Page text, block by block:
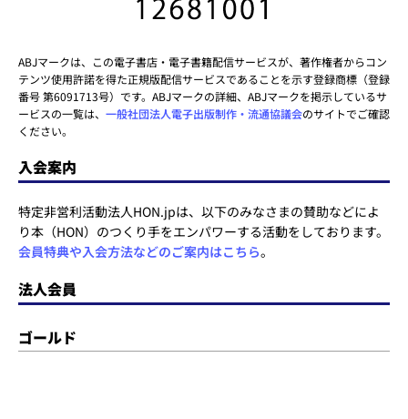
ABJマークは、この電子書店・電子書籍配信サービスが、著作権者からコン
テンツ使用許諾を得た正規版配信サービスであることを示す登録商標（登録
番号 第6091713号）です。ABJマークの詳細、ABJマークを掲示しているサ
ービスの一覧は、 一般社団法人電子出版制作・流通協議会のサイトでご確認
ください。
入会案内
特定非営利活動法人HON.jpは、以下のみなさまの賛助などによ
り本（HON）のつくり手をエンパワーする活動をしております。
会員特典や入会方法などのご案内はこちら。
法人会員
ゴールド